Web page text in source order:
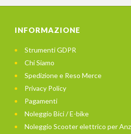
INFORMAZIONE
Strumenti GDPR
Chi Siamo
Spedizione e Reso Merce
Privacy Policy
Pagamenti
Noleggio Bici / E-bike
Noleggio Scooter elettrico per